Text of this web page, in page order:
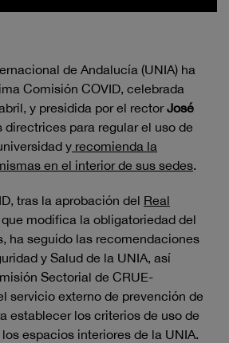
de Andalucía (UNIA) ha
Comisión COVID, celebrada
y presidida por el rectorJosé
directrices para regular el uso de
y recomienda la
en el interior de sus sedes.
tras la aprobación del Real
que modifica la obligatoriedad del
ha seguido las recomendaciones
y Salud de la UNIA, así
Sectorial de CRUE-
servicio externo de prevención de
establecer los criterios de uso de
espacios interiores de la UNIA.